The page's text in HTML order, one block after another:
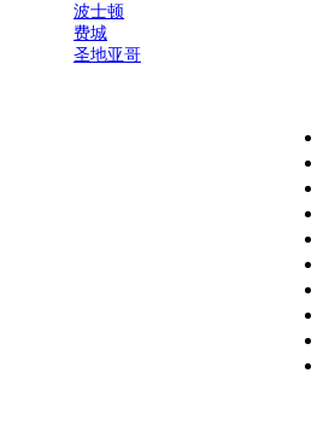
波士顿
费城
圣地亚哥